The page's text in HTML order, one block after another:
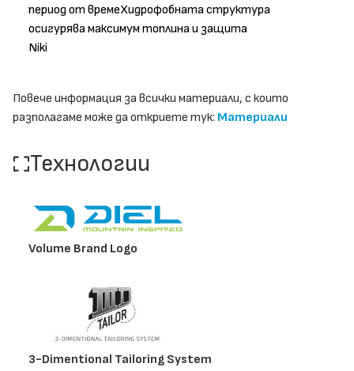
период от времеХидрофобната структура
осигурява максимум топлина и защита
Niki
Повече информация за всички материали, с които
разполагаме може да откриете тук: Материали
Технологии
Volume Brand Logo
3-Dimentional Tailoring System